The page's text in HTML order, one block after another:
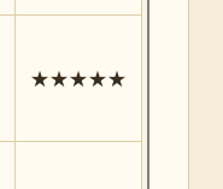
★★★★★